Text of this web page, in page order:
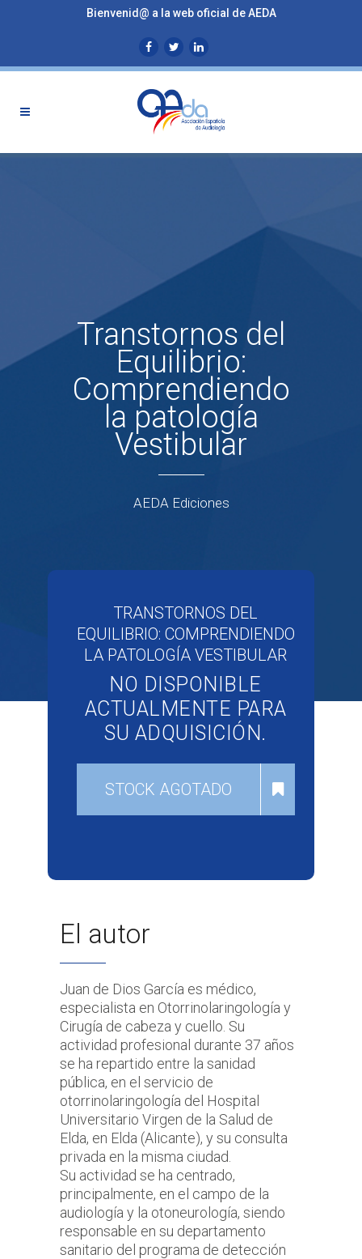
Bienvenid@ a la web oficial de AEDA
Transtornos del
Equilibrio:
Comprendiendo
la patología
Vestibular
AEDA Ediciones
TRANSTORNOS DEL
EQUILIBRIO: COMPRENDIENDO
LA PATOLOGÍA VESTIBULAR
NO DISPONIBLE
ACTUALMENTE PARA
SU ADQUISICIÓN.
STOCK AGOTADO
El autor
Juan de Dios García es médico,
especialista en Otorrinolaringología y
Cirugía de cabeza y cuello. Su
actividad profesional durante 37 años
se ha repartido entre la sanidad
pública, en el servicio de
otorrinolaringología del Hospital
Universitario Virgen de la Salud de
Elda, en Elda (Alicante), y su consulta
privada en la misma ciudad.
Su actividad se ha centrado,
principalmente, en el campo de la
audiología y la otoneurología, siendo
responsable en su departamento
sanitario del programa de detección